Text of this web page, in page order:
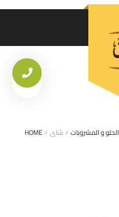
HOME / الحلو و المشروبات / شاى